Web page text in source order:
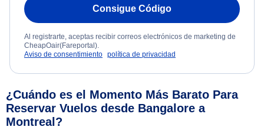
Consigue Código
Al registrarte, aceptas recibir correos electrónicos de marketing de
CheapOair(Fareportal).
Aviso de consentimiento política de privacidad
¿Cuándo es el Momento Más Barato Para
Reservar Vuelos desde Bangalore a
Montreal?